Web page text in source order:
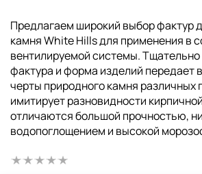
Предлагаем широкий выбор фактур
камня White Hills для применения в
вентилируемой системы.
фактура и форма изделий передает
черты природного камня различных
имитирует разновидности
отличаются большой прочностью,
водопоглощением и высокой